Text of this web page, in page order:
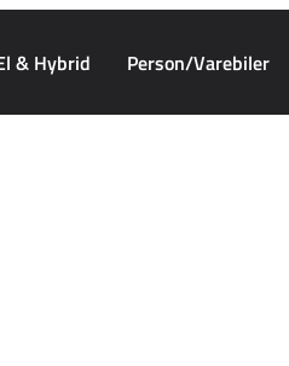
& Hybrid Person/Varebiler